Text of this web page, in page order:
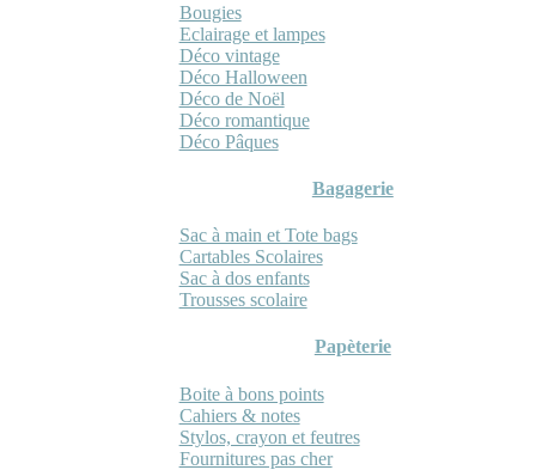
Bougies
Eclairage et lampes
Déco vintage
Déco Halloween
Déco de Noël
Déco romantique
Déco Pâques
Bagagerie
Sac à main et Tote bags
Cartables Scolaires
Sac à dos enfants
Trousses scolaire
Papèterie
Boite à bons points
Cahiers & notes
Stylos, crayon et feutres
Fournitures pas cher